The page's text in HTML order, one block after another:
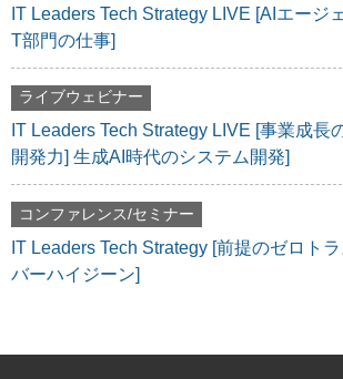
IT Leaders Tech Strategy LIVE [AIエージ
T部門の仕事]
ライブウェビナー
IT Leaders Tech Strategy LIVE [事業成長
開発力] 生成AI時代のシステム開発]
コンファレンス/セミナー
IT Leaders Tech Strategy [前提のゼロト
バーハイジーン]